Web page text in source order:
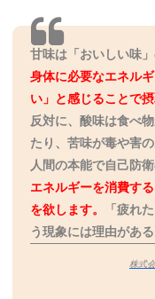
甘味は「おいしい味
身体に必要なエネル
い」と感じることで
反対に、酸味は食べ
たり、苦味が毒や害
人間の本能で自己防
エネルギーを消費す
を欲します。
「疲れ
う現象には理由がある
株式